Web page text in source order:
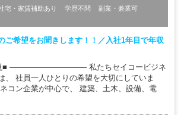
宅・家賃補助あり 学歴不問
副業・兼業可
ご希望をお聞きします！！／入社1年目で年収
現■ ―――――――――― 私たちセイコービジネ
、 社員一人ひとりの希望を大切にしていま
コン企業が中心で、 建築、土木、設備、電